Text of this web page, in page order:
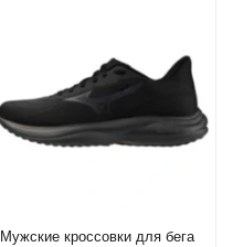
Мужские кроссовки для бега